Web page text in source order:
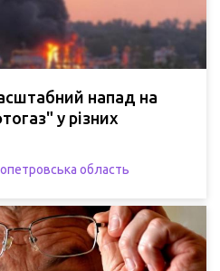
напад на
у різних
область